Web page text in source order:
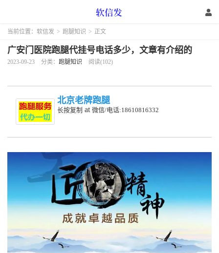
当前位置： 软信发 > 跑腿知识 > 正文
广安门医院跑腿代挂号电话多少，文章有介绍的
2023-09-23 分类： 跑腿知识 阅读(102)
北京老牌跑腿
长按复制 at 微信/电话:18610816332